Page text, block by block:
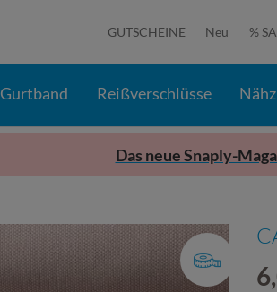
GUTSCHEINE Neu %
Gurtband Reißverschlüsse
Das neue Snaply-